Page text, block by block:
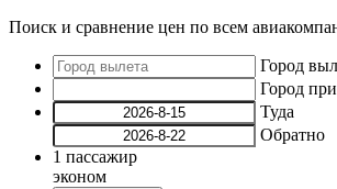
Поиск и сравнение цен по всем
Город
Город
Туда
Обратно
1 пассажир
эконом